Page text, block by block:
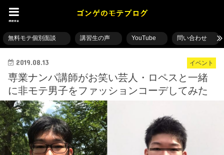
menu
無料モテ個別面談 講習生の声 YouTube 問い合わせ
イベント
2019.08.13
専業ナンパ講師がお笑い芸人・ロペスと一緒
に非モテ男子をファッションコーデしてみた